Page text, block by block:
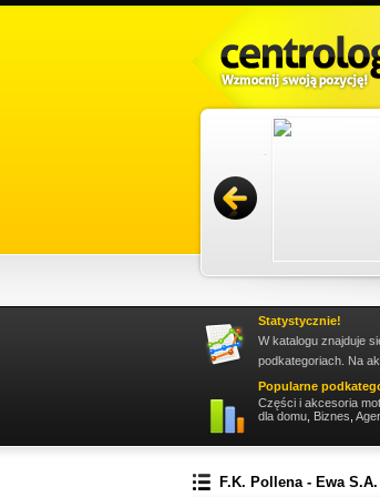
procedura kupna przebiega bez zbędnych
zaufaj doświadczonemu pośrednikowi, który
Statystycznie!
W katalogu znajduje
podkategoriach. Na
Popularne
Części i akcesoria
dla domu Biznes
F.K. Pollena - Ewa S.A.